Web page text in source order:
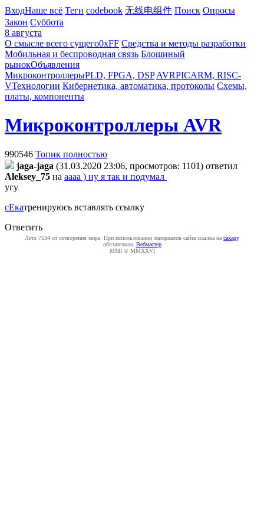
ВходНаше всё Теги codebook 无线电组件 Поиск Опросы
Закон Суббота
8 августа
О смысле всего сущего0xFF Средства и методы разработки
Мобильная и беспроводная связь Блошиный
рынокОбъявления
МикроконтроллерыPLD, FPGA, DSP AVRPICARM, RISC-
VТехнологии Кибернетика, автоматика, протоколы Схемы,
платы, компоненты
Микроконтроллеры AVR
990546 Топик полностью
jaga-jaga (31.03.2020 23:06, просмотров: 1101) ответил
Aleksey_75 на аааа ) ну я так и подумал
угу
сЕкатренируюсь вставлять ссылку
Ответить
Лето 7534 от сотворения мира. При использовании материалов сайта ссылка на caxapу
обязательна. Вебмастер
MMI © MMXXVI